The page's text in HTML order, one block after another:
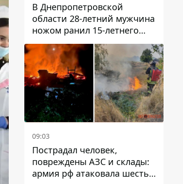
В Днепропетровской
области 28-летний мужчина
ножом ранил 15-летнего
парня
09:03
Пострадал человек,
повреждены АЗС и склады:
армия рф атаковала шесть